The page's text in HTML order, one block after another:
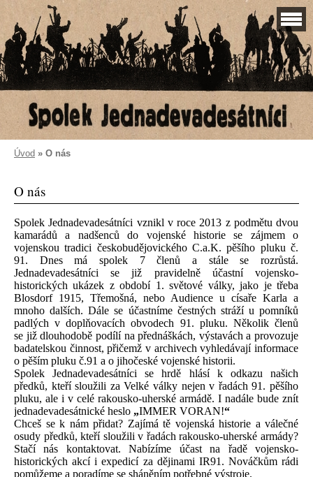
Úvod » O nás
O nás
Spolek Jednadevadesátníci vznikl v roce 2013 z podmětu dvou
kamarádů a nadšenců do vojenské historie se zájmem o
vojenskou tradici českobudějovického C.a.K. pěšího pluku č.
91. Dnes má spolek 7 členů a stále se rozrůstá.
Jednadevadesátníci se již pravidelně účastní vojensko-
historických ukázek z období 1. světové války, jako je třeba
Blosdorf 1915, Třemošná, nebo Audience u císaře Karla a
mnoho dalších. Dále se účastníme čestných stráží u pomníků
padlých v doplňovacích obvodech 91. pluku. Několik členů
se již dlouhodobě podílí na přednáškách, výstavách a provozuje
badatelskou činnost, přičemž v archivech vyhledávají informace
o pěším pluku č.91 a o jihočeské vojenské historii.
Spolek Jednadevadesátníci se hrdě hlásí k odkazu našich
předků, kteří sloužili za Velké války nejen v řadách 91. pěšího
pluku, ale i v celé rakousko-uherské armádě. I nadále bude znít
jednadevadesátnické heslo „IMMER VORAN!“
Chceš se k nám přidat? Zajímá tě vojenská historie a válečné
osudy předků, kteří sloužili v řadách rakousko-uherské armády?
Stačí nás kontaktovat. Nabízíme účast na řadě vojensko-
historických akcí i expedicí za dějinami IR91. Nováčkům rádi
pomůžeme a poradíme se sháněním potřebné výstroje.